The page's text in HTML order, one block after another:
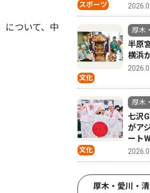
について、中
スポーツ
文化
厚木
半原
横浜
文化
厚木
七沢
がア
ート
厚木・愛川・